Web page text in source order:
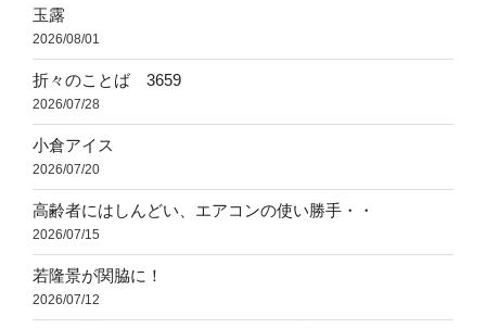
玉露
2026/08/01
折々のことば 3659
2026/07/28
小倉アイス
2026/07/20
高齢者にはしんどい、エアコンの使い勝手・・
2026/07/15
若隆景が関脇に！
2026/07/12